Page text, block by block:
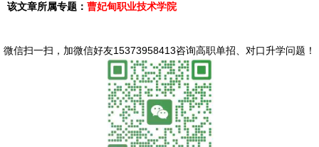
该文章所属专题： 曹妃甸职业技术学院
微信扫一扫， 加微信好友15373958413咨询高职单招、对口升学问题 ！